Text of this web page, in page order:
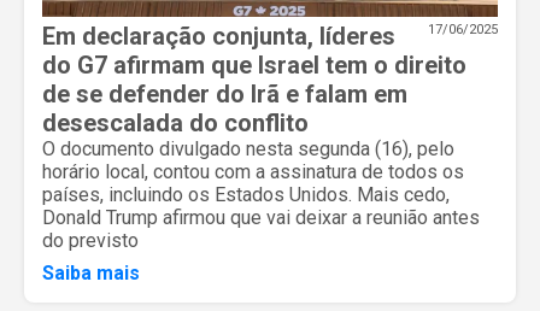
17/06/2025
Em declaração conjunta, líderes
do G7 afirmam que Israel tem o direito
de se defender do Irã e falam em
desescalada do conflito
O documento divulgado nesta segunda (16), pelo
horário local, contou com a assinatura de todos os
países, incluindo os Estados Unidos. Mais cedo,
Donald Trump afirmou que vai deixar a reunião antes
do previsto
Saiba mais